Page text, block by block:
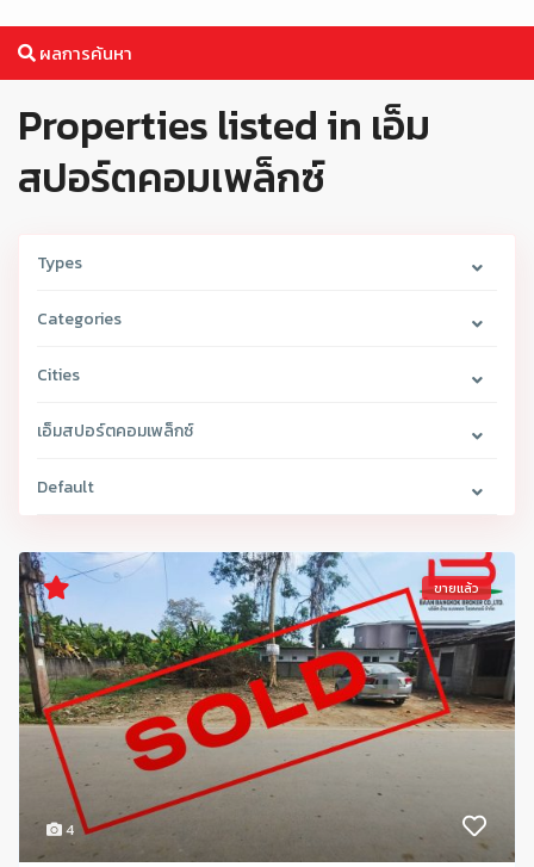
ผลการค้นหา
Properties listed in เอ็ม
สปอร์ตคอมเพล็กซ์
Types
Categories
Cities
เอ็มสปอร์ตคอมเพล็กซ์
Default
4
ขายแล้ว